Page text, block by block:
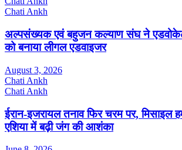
Chati Ankh
अल्पसंख्यक एवं बहुजन कल्याण संघ ने
को बनाया लीगल एडवाइजर
August 3, 2026
Chati Ankh
Chati Ankh
ईरान-इजरायल तनाव फिर चरम पर, मिसाइल
एशिया में बढ़ी जंग की आशंका